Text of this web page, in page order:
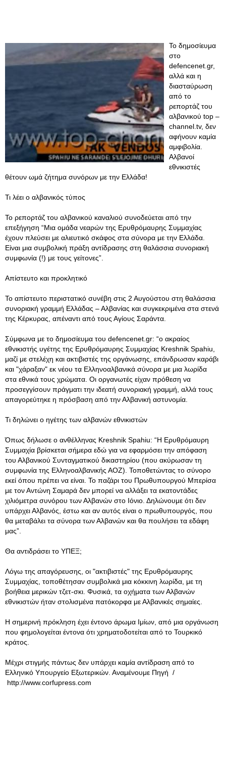
Το δημοσίευμα
στο
defencenet.gr,
αλλά και η
διασταύρωση
από το
ρεπορτάζ του
αλβανικού top –
channel.tv, δεν
αφήνουν καμία
αμφιβολία.
Αλβανοί
εθνικιστές
θέτουν ωμά ζήτημα συνόρων με την Ελλάδα!
Τι λέει ο αλβανικός τύπος
Το ρεπορτάζ του αλβανικού καναλιού συνοδεύεται από την
επεξήγηση “Μια ομάδα νεαρών της Ερυθρόμαυρης Συμμαχίας
έχουν πλεύσει με αλιευτικό σκάφος στα σύνορα με την Ελλάδα.
Είναι μια συμβολική πράξη αντίδρασης στη θαλάσσια συνοριακή
συμφωνία (!) με τους γείτονες”.
Απίστευτο και προκλητικό
Το απίστευτο περιστατικό συνέβη στις 2 Αυγούστου στη θαλάσσια
συνοριακή γραμμή Ελλάδας – Αλβανίας και συγκεκριμένα στα στενά
της Κέρκυρας, απέναντι από τους Αγίους Σαράντα.
Σύμφωνα με το δημοσίευμα του defencenet.gr: “ο ακραίος
εθνικιστής υγέτης της Ερυθρόμαυρης Συμμαχίας Kreshnik Spahiu,
μαζί με στελέχη και ακτιβιστές της οργάνωσης, επάνδρωσαν καράβι
και "χάραξαν" εκ νέου τα Ελληνοαλβανικά σύνορα με μια λωρίδα
στα εθνικά τους χρώματα. Οι οργανωτές είχαν πρόθεση να
προσεγγίσουν πράγματι την ιδεατή συνοριακή γραμμή, αλλά τους
απαγορεύτηκε η πρόσβαση από την Αλβανική αστυνομία.
Τι δηλώνει ο ηγέτης των αλβανών εθνικιστών
Όπως δήλωσε ο ανθέλληνας Kreshnik Spahiu: “Η Ερυθρόμαυρη
Συμμαχία βρίσκεται σήμερα εδώ για να εφαρμόσει την απόφαση
του Αλβανικού Συνταγματικού δικαστηρίου (που ακύρωσαν τη
συμφωνία της Ελληνοαλβανικής ΑΟΖ). Τοποθετώντας το σύνορο
εκεί όπου πρέπει να είναι. Το παζάρι του Πρωθυπουργού Μπερίσα
με τον Αντώνη Σαμαρά δεν μπορεί να αλλάξει τα εκατοντάδες
χιλιόμετρα συνόρου των Αλβανών στο Ιόνιο. Δηλώνουμε ότι δεν
υπάρχει Αλβανός, έστω και αν αυτός είναι ο πρωθυπουργός, που
θα μεταβάλει τα σύνορα των Αλβανών και θα πουλήσει τα εδάφη
μας”.
Θα αντιδράσει το ΥΠΕΞ;
Λόγω της απαγόρευσης, οι "ακτιβιστές" της Ερυθρόμαυρης
Συμμαχίας, τοποθέτησαν συμβολικά μια κόκκινη λωρίδα, με τη
βοήθεια μερικών τζετ-σκι. Φυσικά, τα οχήματα των Αλβανών
εθνικιστών ήταν στολισμένα πατόκορφα με Αλβανικές σημαίες.
Η σημερινή πρόκληση έχει έντονο άρωμα Ιμίων, από μια οργάνωση
που φημολογείται έντονα ότι χρηματοδοτείται από το Τουρκικό
κράτος.
Μέχρι στιγμής πάντως δεν υπάρχει καμία αντίδραση από το
Ελληνικό Υπουργείο Εξωτερικών. Αναμένουμε Πηγή /
http://www.corfupress.com